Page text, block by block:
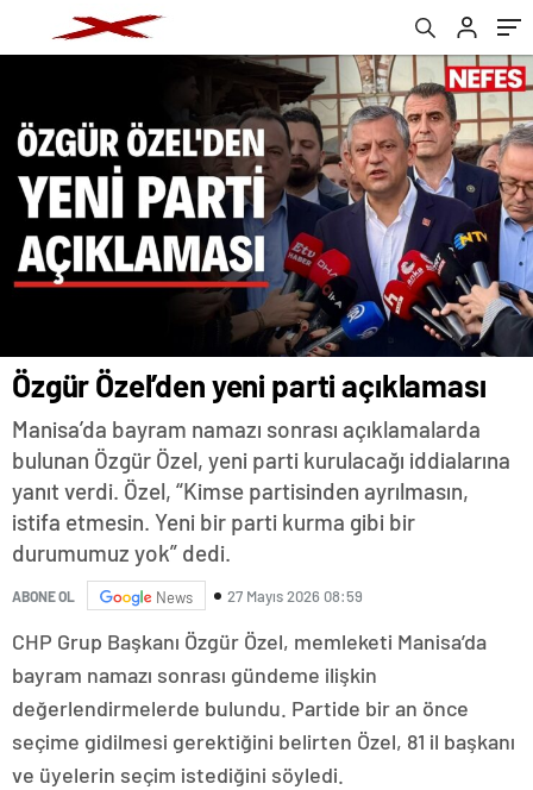
Özgür Özel’den yeni parti açıklaması
Manisa’da bayram namazı sonrası açıklamalarda
bulunan Özgür Özel, yeni parti kurulacağı iddialarına
yanıt verdi. Özel, “Kimse partisinden ayrılmasın,
istifa etmesin. Yeni bir parti kurma gibi bir
durumumuz yok” dedi.
ABONE OL News 27 Mayıs 2026 08:59
CHP Grup Başkanı Özgür Özel, memleketi Manisa’da
bayram namazı sonrası gündeme ilişkin
değerlendirmelerde bulundu. Partide bir an önce
seçime gidilmesi gerektiğini belirten Özel, 81 il başkanı
ve üyelerin seçim istediğini söyledi.